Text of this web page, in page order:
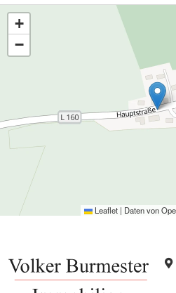
+
−
Leaflet | Daten von